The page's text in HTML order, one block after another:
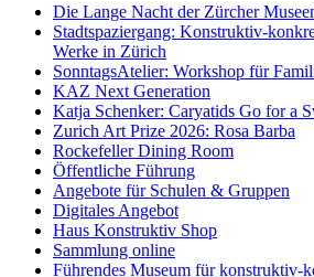
Die Lange Nacht der Zürcher
Stadtspaziergang: Konstruktiv-
Werke in Zürich
SonntagsAtelier: Workshop für
KAZ Next Generation
Katja Schenker: Caryatids Go for a
Zurich Art Prize 2026: Rosa Barba
Rockefeller Dining Room
Öffentliche Führung
Angebote für Schulen & Gruppen
Digitales Angebot
Haus Konstruktiv Shop
Sammlung online
Führendes Museum für konstruktiv-